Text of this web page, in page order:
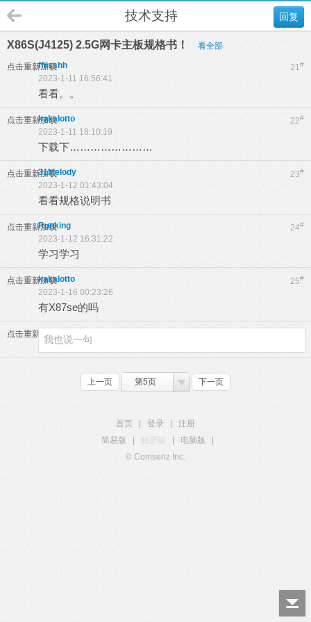
回复
技术支持
X86S(J4125) 2.5G网卡主板规格书！ 看全部
点击重新加载 21#
ffiisshh
2023-1-11 16:56:41
看看。。
点击重新加载 22#
kakalotto
2023-1-11 18:10:19
下载下……………………
点击重新加载 23#
31Melody
2023-1-12 01:43:04
看看规格说明书
点击重新加载 24#
Runking
2023-1-12 16:31:22
学习学习
点击重新加载 25#
kakalotto
2023-1-16 00:23:26
有X87se的吗
点击重新加载
上一页 第5页 下一页
首页 登录
注册
简易版
触屏版 电脑版
© Comsenz Inc.